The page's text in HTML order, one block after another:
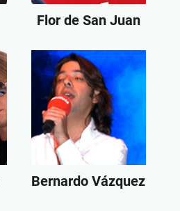
Flor de San Juan
Bernardo Vázquez